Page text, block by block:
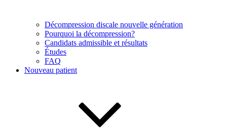
Décompression discale nouvelle génération
Pourquoi la décompression?
Candidats admissible et résultats
Études
FAQ
Nouveau patient